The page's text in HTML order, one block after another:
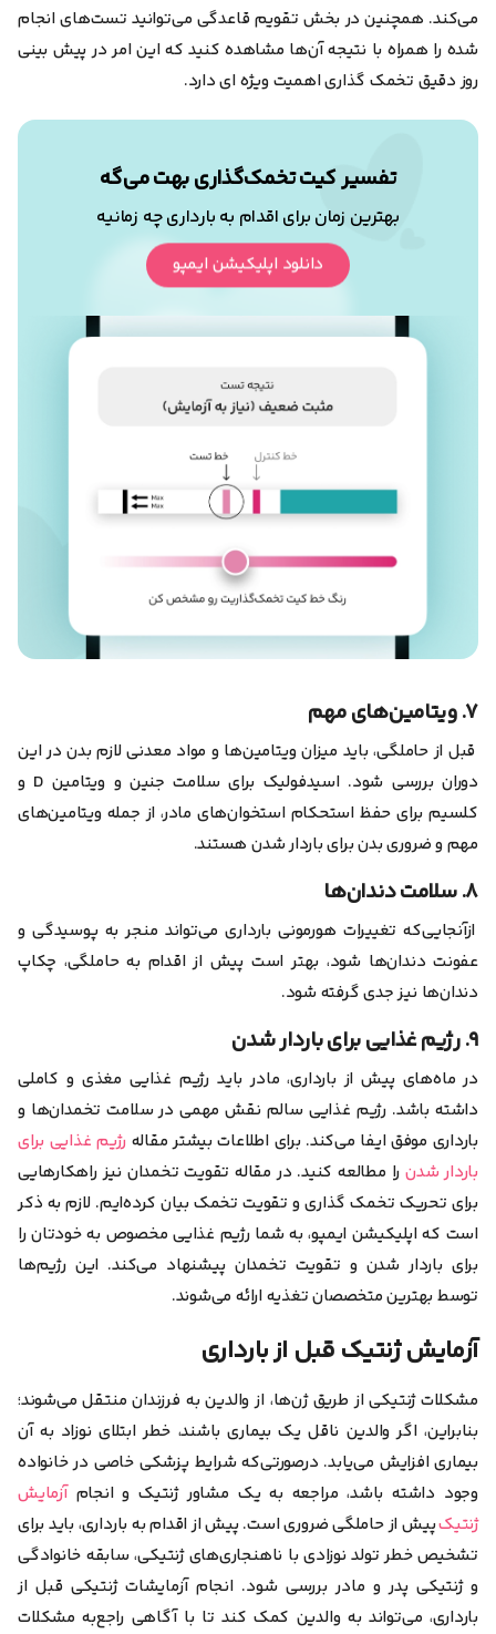
می‌کند. همچنین در بخش تقویم قاعدگی می‌توانید تست‌های انجام
شده را همراه با نتیجه آن‌ها مشاهده کنید که این امر در پیش بینی
روز دقیق تخمک گذاری اهمیت ویژه ای دارد.
تفسیر کیت تخمک‌گذاری بهت می‌گه
بهترین زمان برای اقدام به بارداری چه زمانیه
دانلود اپلیکیشن ایمپو
۷. ویتامین‌های مهم
قبل از حاملگی، باید میزان ویتامین‌ها و مواد معدنی لازم بدن در این
دوران بررسی شود. اسید‌فولیک برای سلامت جنین و ویتامین D و
کلسیم برای حفظ استحکام استخوان‌های مادر، از جمله ویتامین‌های
مهم و ضروری بدن برای باردار شدن هستند.
۸. سلامت دندان‌ها
از‌آنجایی‌که تغییرات هورمونی بارداری می‌تواند منجر به پوسیدگی و
عفونت دندان‌ها شود، بهتر است پیش از اقدام به حاملگی، چکاپ
دندان‌ها نیز جدی گرفته شود.
۹. رژیم غذایی برای باردار شدن
در ماه‌های پیش از بارداری، مادر باید رژیم غذایی مغذی و کاملی
داشته باشد. رژیم غذایی سالم نقش مهمی در سلامت تخمدان‌ها و
بارداری موفق ایفا می‌کند. برای اطلاعات بیشتر مقاله رژیم غذایی برای
باردار شدن را مطالعه کنید. در مقاله تقویت تخمدان نیز راهکارهایی
برای تحریک تخمک گذاری و تقویت تخمک بیان کرده‌ایم. لازم به ذکر
است که اپلیکیشن ایمپو، به شما رژیم غذایی مخصوص به خودتان را
برای باردار شدن و تقویت تخمدان پیشنهاد می‌کند. این رژیم‌ها
توسط بهترین متخصصان تغذیه ارائه می‌شوند.
آزمایش ژنتیک قبل از بارداری
مشکلات ژنتیکی از طریق ژن‌ها، از والدین به فرزندان منتقل می‌شوند؛
بنابراین، اگر والدین ناقل یک بیماری باشند، خطر ابتلای نوزاد به آن
بیماری افزایش می‌یابد. در‌صورتی‌که شرایط پزشکی خاصی در خانواده
وجود داشته باشد، مراجعه به یک مشاور ژنتیک و انجامآزمایش
ژنتیکپیش از حاملگی ضروری است. پیش از اقدام به بارداری، باید برای
تشخیص خطر تولد نوزادی با ناهنجاری‌های ژنتیکی، سابقه خانوادگی
و ژنتیکی پدر و مادر بررسی شود. انجام آزمایشات ژنتیکی قبل از
بارداری، می‌تواند به والدین کمک کند تا با آگاهی راجع‌به مشکلات